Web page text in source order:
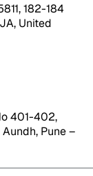
182-184
United
401-402,
Pune –